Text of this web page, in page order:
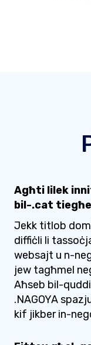
Agħti lilek
bil-.cat
Jekk titlob
diffiċli li
websajt u n-
jew tagħmel
Aħseb bil-
.NAGOYA
kif jikber in-